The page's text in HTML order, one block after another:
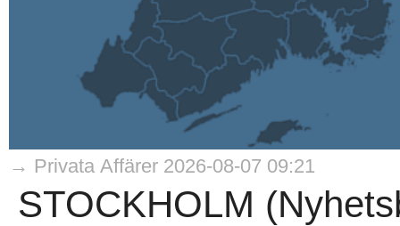
→ Privata Affärer 2026-08-07 09:21
STOCKHOLM